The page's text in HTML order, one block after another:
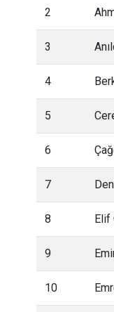
2
3
4
5
6
7
8 Elif
9
10